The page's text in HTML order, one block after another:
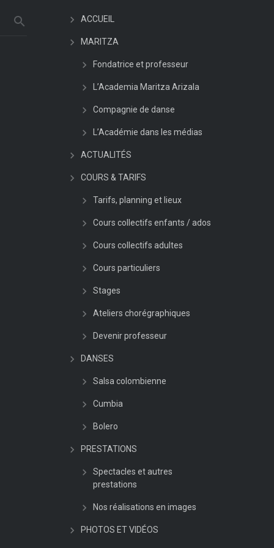
ACCUEIL
MARITZA
Fondatrice et professeur
L’Academia Maritza Arizala
Compagnie de danse
L’Académie dans les médias
ACTUALITÉS
COURS & TARIFS
Tarifs, planning et lieux
Cours collectifs enfants / ados
Cours collectifs adultes
Cours particuliers
Stages
Ateliers chorégraphiques
Devenir professeur
DANSES
Salsa colombienne
Cumbia
Bolero
PRESTATIONS
Spectacles et autres
prestations
Nos réalisations en images
PHOTOS ET VIDÉOS